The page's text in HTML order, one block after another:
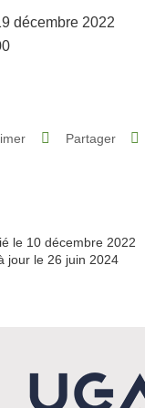
décembre 2022
date
Partager
le 10 décembre 2022
jour le 26 juin 2024